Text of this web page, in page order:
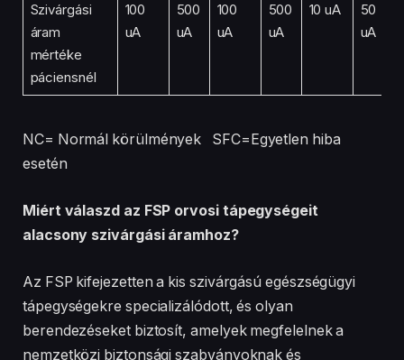
Szivárgási
áram
mértéke
páciensnél
100
uA
500
uA
100
uA
500
uA
10 uA
50
uA
NC= Normál körülmények SFC=Egyetlen hiba
esetén
Miért válaszd az FSP orvosi tápegységeit
alacsony szivárgási áramhoz?
Az FSP kifejezetten a kis szivárgású egészségügyi
tápegységekre specializálódott, és olyan
berendezéseket biztosít, amelyek megfelelnek a
nemzetközi biztonsági szabványoknak és